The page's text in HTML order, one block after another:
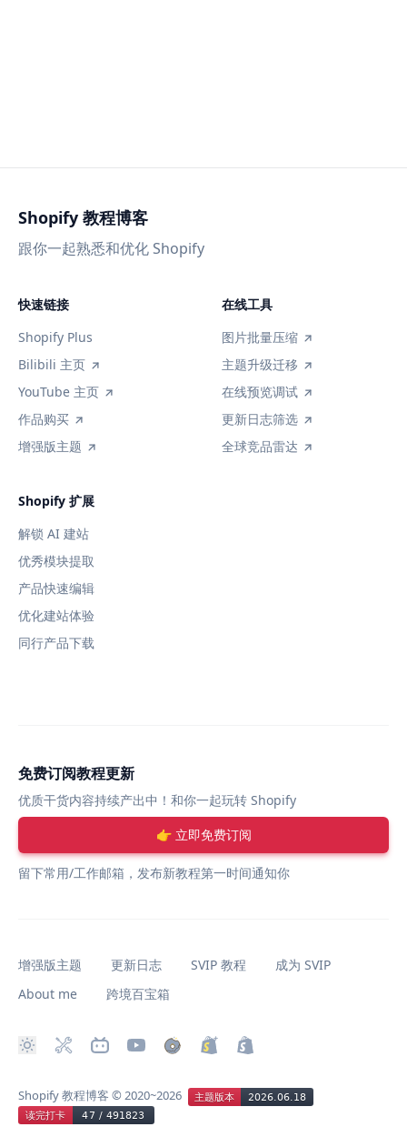
Shopify 教程博客
跟你一起熟悉和优化 Shopify
快速链接
Shopify Plus
Bilibili 主页
YouTube 主页
作品购买
增强版主题
在线工具
图片批量压缩
主题升级迁移
在线预览调试
更新日志筛选
全球竞品雷达
Shopify 扩展
解锁 AI 建站
优秀模块提取
产品快速编辑
优化建站体验
同行产品下载
免费订阅教程更新
优质干货内容持续产出中！和你一起玩转 Shopify
👉 立即免费订阅
留下常用/工作邮箱，发布新教程第一时间通知你
增强版主题 更新日志 SVIP 教程
成为 SVIP
About me
跨境百宝箱
Shopify 教程博客 © 2020~2026